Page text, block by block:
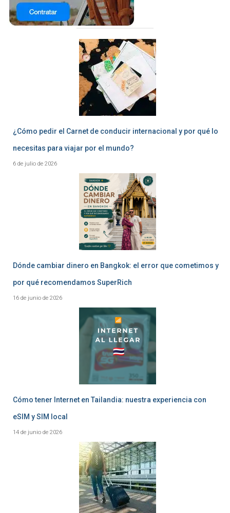
¿Cómo pedir el Carnet de conducir internacional y por qué lo
necesitas para viajar por el mundo?
6 de julio de 2026
Dónde cambiar dinero en Bangkok: el error que cometimos y
por qué recomendamos SuperRich
16 de junio de 2026
Cómo tener Internet en Tailandia: nuestra experiencia con
eSIM y SIM local
14 de junio de 2026